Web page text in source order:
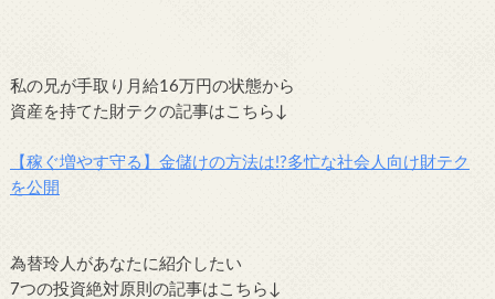
私の兄が手取り月給16万円の状態から
資産を持てた財テクの記事はこちら↓
【稼ぐ増やす守る】金儲けの方法は!?多忙な社会人向け財テク
を公開
為替玲人があなたに紹介したい
7つの投資絶対原則の記事はこちら↓